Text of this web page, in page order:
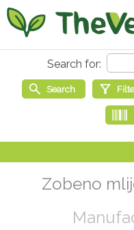
Zobeno